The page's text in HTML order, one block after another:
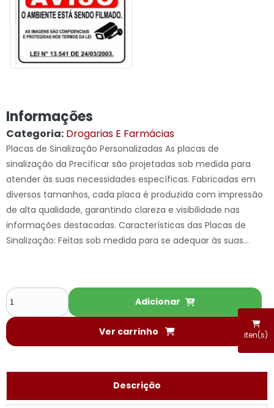
iten(s)
Informações
Categoria: Drogarias E Farmácias
Placas de Sinalização Personalizadas As placas de
sinalização da Precificar são projetadas sob medida para
atender às suas necessidades específicas. Fabricadas em
diversos tamanhos, cada placa é produzida com impressão
de alta qualidade, garantindo clareza e visibilidade nas
informações destacadas. Características das Placas de
Sinalização: Feitas sob medida para se adequar às suas...
Adicionar
Ver carrinho
Descrição